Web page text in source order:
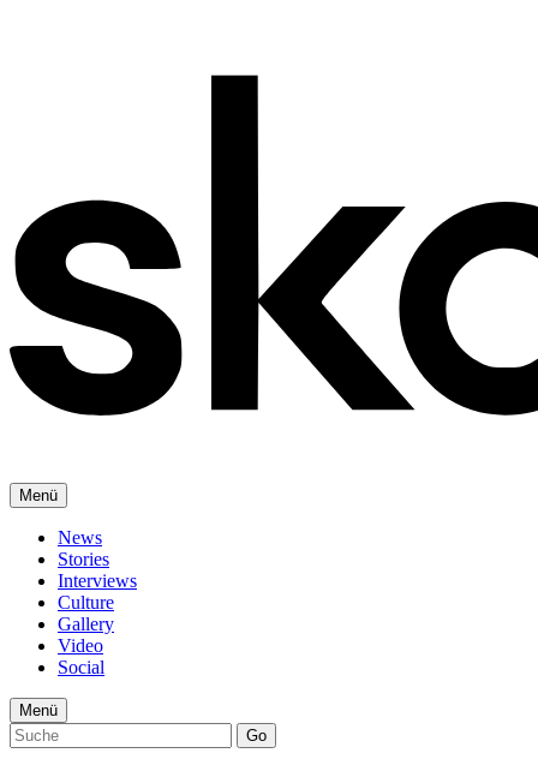
Menü
News
Stories
Interviews
Culture
Gallery
Video
Social
Menü
Go